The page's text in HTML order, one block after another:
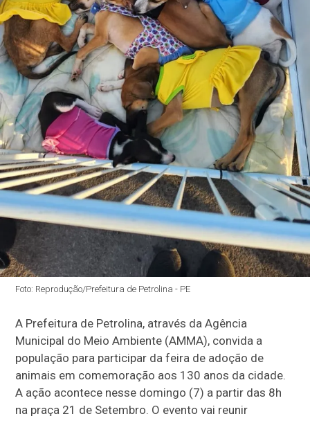
Foto: Reprodução/Prefeitura de Petrolina - PE
A Prefeitura de Petrolina, através da Agência
Municipal do Meio Ambiente (AMMA), convida a
população para participar da feira de adoção de
animais em comemoração aos 130 anos da cidade.
A ação acontece nesse domingo (7) a partir das 8h
na praça 21 de Setembro. O evento vai reunir